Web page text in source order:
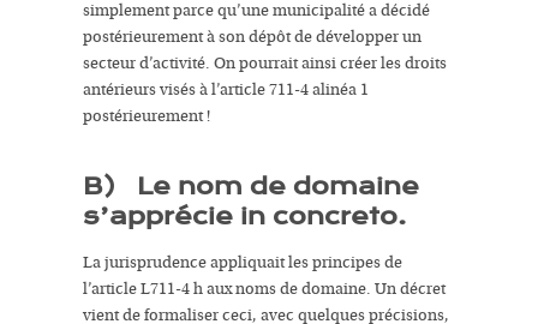
simplement parce qu’unemunicipalitéa décidé
postérieurement à son dépôt de développer un
secteur d’activité. On pourrait ainsi créer les droits
antérieurs visés à l’article 711-4 alinéa 1
postérieurement !
B) Le nom de domaine
s’apprécie in concreto.
La jurisprudence appliquait les principes de
l’article L711-4 h aux noms de domaine. Un décret
vient de formaliser ceci, avec quelques précisions,